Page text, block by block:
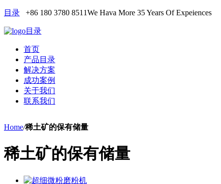
目录 +86 180 3780 8511We Hava More 35 Years Of Expeiences
目录
首页
产品目录
解决方案
成功案例
关于我们
联系我们
Home/稀土矿的保有储量
稀土矿的保有储量